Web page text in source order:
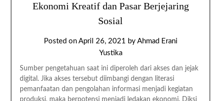
Ekonomi Kreatif dan Pasar Berjejaring
Sosial
Posted on April 26, 2021 by Ahmad Erani
Yustika
Sumber pengetahuan saat ini diperoleh dari akses dan jejak
digital. Jika akses tersebut diimbangi dengan literasi
pemanfaatan dan pengolahan informasi menjadi kegiatan
produksi, maka berpotensi menjadi ledakan ekonomi. Diksi